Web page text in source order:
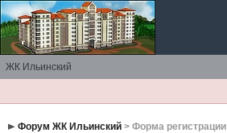
ЖК Ильинский
Форум ЖК Ильинский> Форма регистрации